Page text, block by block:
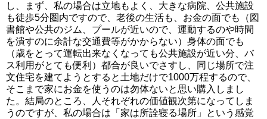
し、まず、私の場合は立地もよく、大きな病院、公共施設
も徒歩5分圏内ですので、老後の生活も、お金の面でも（図
書館や公共のジム、プールが近いので、運動するのや時間
を潰すのに余計な交通費等がかからない）身体の面でも
（歳をとって運転出来なくなっても公共施設が近い分、バ
ス利用がとても便利）都合が良いでさすし、同じ場所で注
文住宅を建てようとすると土地だけで1000万程するので、
そこまで家にお金を使うのは勿体ないと思い購入しまし
た。結局のところ、人それぞれの価値観次第になってしま
うのですが、私の場合は「家は所詮寝る場所」という感覚